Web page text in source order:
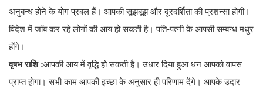
अनुबन्ध होने के योग प्रबल हैं। आपकी सूझबूझ और दूरदर्शिता की प्रशन्सा होगी।
विदेश में जॉब कर रहे लोगों की आय हो सकती है। पति-पत्नी के आपसी सम्बन्ध मधुर
होंगे।
वृषभ राशि :आपकी आय में वृद्धि हो सकती है। उधार दिया हुआ धन आपको वापस
प्राप्त होगा। सभी काम आपकी इच्छा के अनुसार ही परिणाम देंगे। आपके उदार